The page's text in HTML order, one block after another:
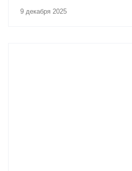
9 декабря 2025